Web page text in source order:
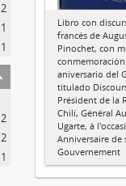
2
1
1
2
2
1
Libro con
francés de
Pinochet, con
aniversario del
titulado
Président de la
Chilí, Général
Ugarte, à
Anniversaire de
Gouvernement